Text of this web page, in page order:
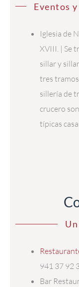
Eventos
Iglesia de
XVIII. | Se
sillar y
tres
sillería de
crucero
típicas
941 37 92
Bar